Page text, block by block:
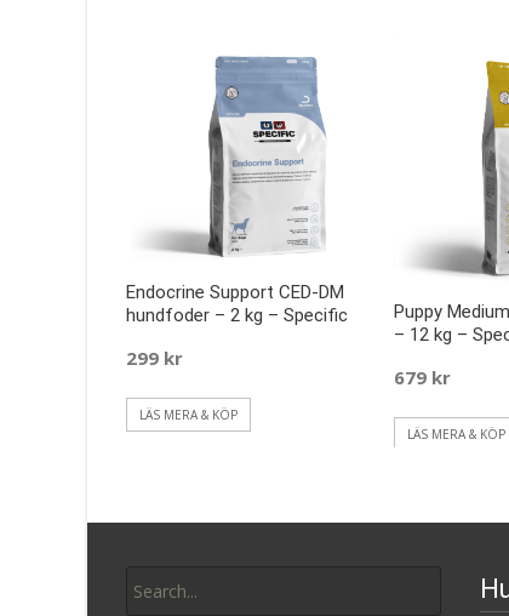
Endocrine Support CED-DM
hundfoder – 2 kg – Specific
299 kr
LÄS MERA & KÖP
Puppy
– 12 kg –
679 kr
LÄS MERA & KÖP
for: